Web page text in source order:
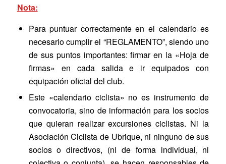
Nota:
Para puntuar correctamente en el calendario es
necesario cumplir el “REGLAMENTO”, siendo uno
de sus puntos importantes: firmar en la «Hoja de
firmas» en cada salida e ir equipados con
equipación oficial del club.
Este «calendario ciclista» no es instrumento de
convocatoria, sino de información para los socios
que quieran realizar excursiones ciclistas. Ni la
Asociación Ciclista de Ubrique, ni ninguno de sus
socios o directivos, (ni de forma individual, ni